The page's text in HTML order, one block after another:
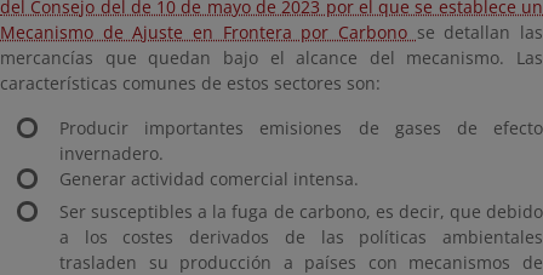
del Consejo del de 10 de mayo de 2023 por el que se establece un
Mecanismo de Ajuste en Frontera por Carbono se detallan las
mercancías que quedan bajo el alcance del mecanismo. Las
características comunes de estos sectores son:
Producir importantes emisiones de gases de efecto
invernadero.
Generar actividad comercial intensa.
Ser susceptibles a la fuga de carbono, es decir, que debido
a los costes derivados de las políticas ambientales
trasladen su producción a países con mecanismos de